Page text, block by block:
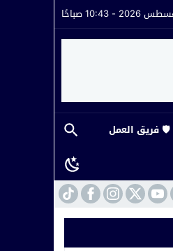
🛡️ فريق العمل
14:43 ورش ملكي يمول بالمال